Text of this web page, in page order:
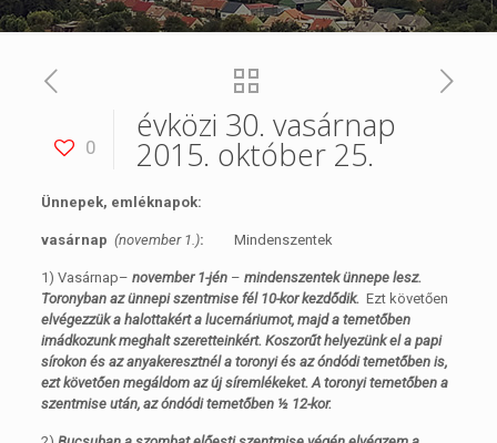
0
évközi 30. vasárnap
2015. október 25.
Ünnepek, emléknapok:
vasárnap (november 1.): Mindenszentek
1) Vasárnap– november 1-jén– mindenszentek ünnepe lesz.
Toronyban az ünnepi szentmise fél 10-kor kezdődik. Ezt követően
elvégezzük a halottakért a lucernáriumot, majd a temetőben
imádkozunk meghalt szeretteinkért. Koszorűt helyezünk el a papi
sírokon és az anyakeresztnél a toronyi és az óndódi temetőben is,
ezt követően megáldom az új síremlékeket. A toronyi temetőben a
szentmise után, az óndódi temetőben ½ 12-kor.